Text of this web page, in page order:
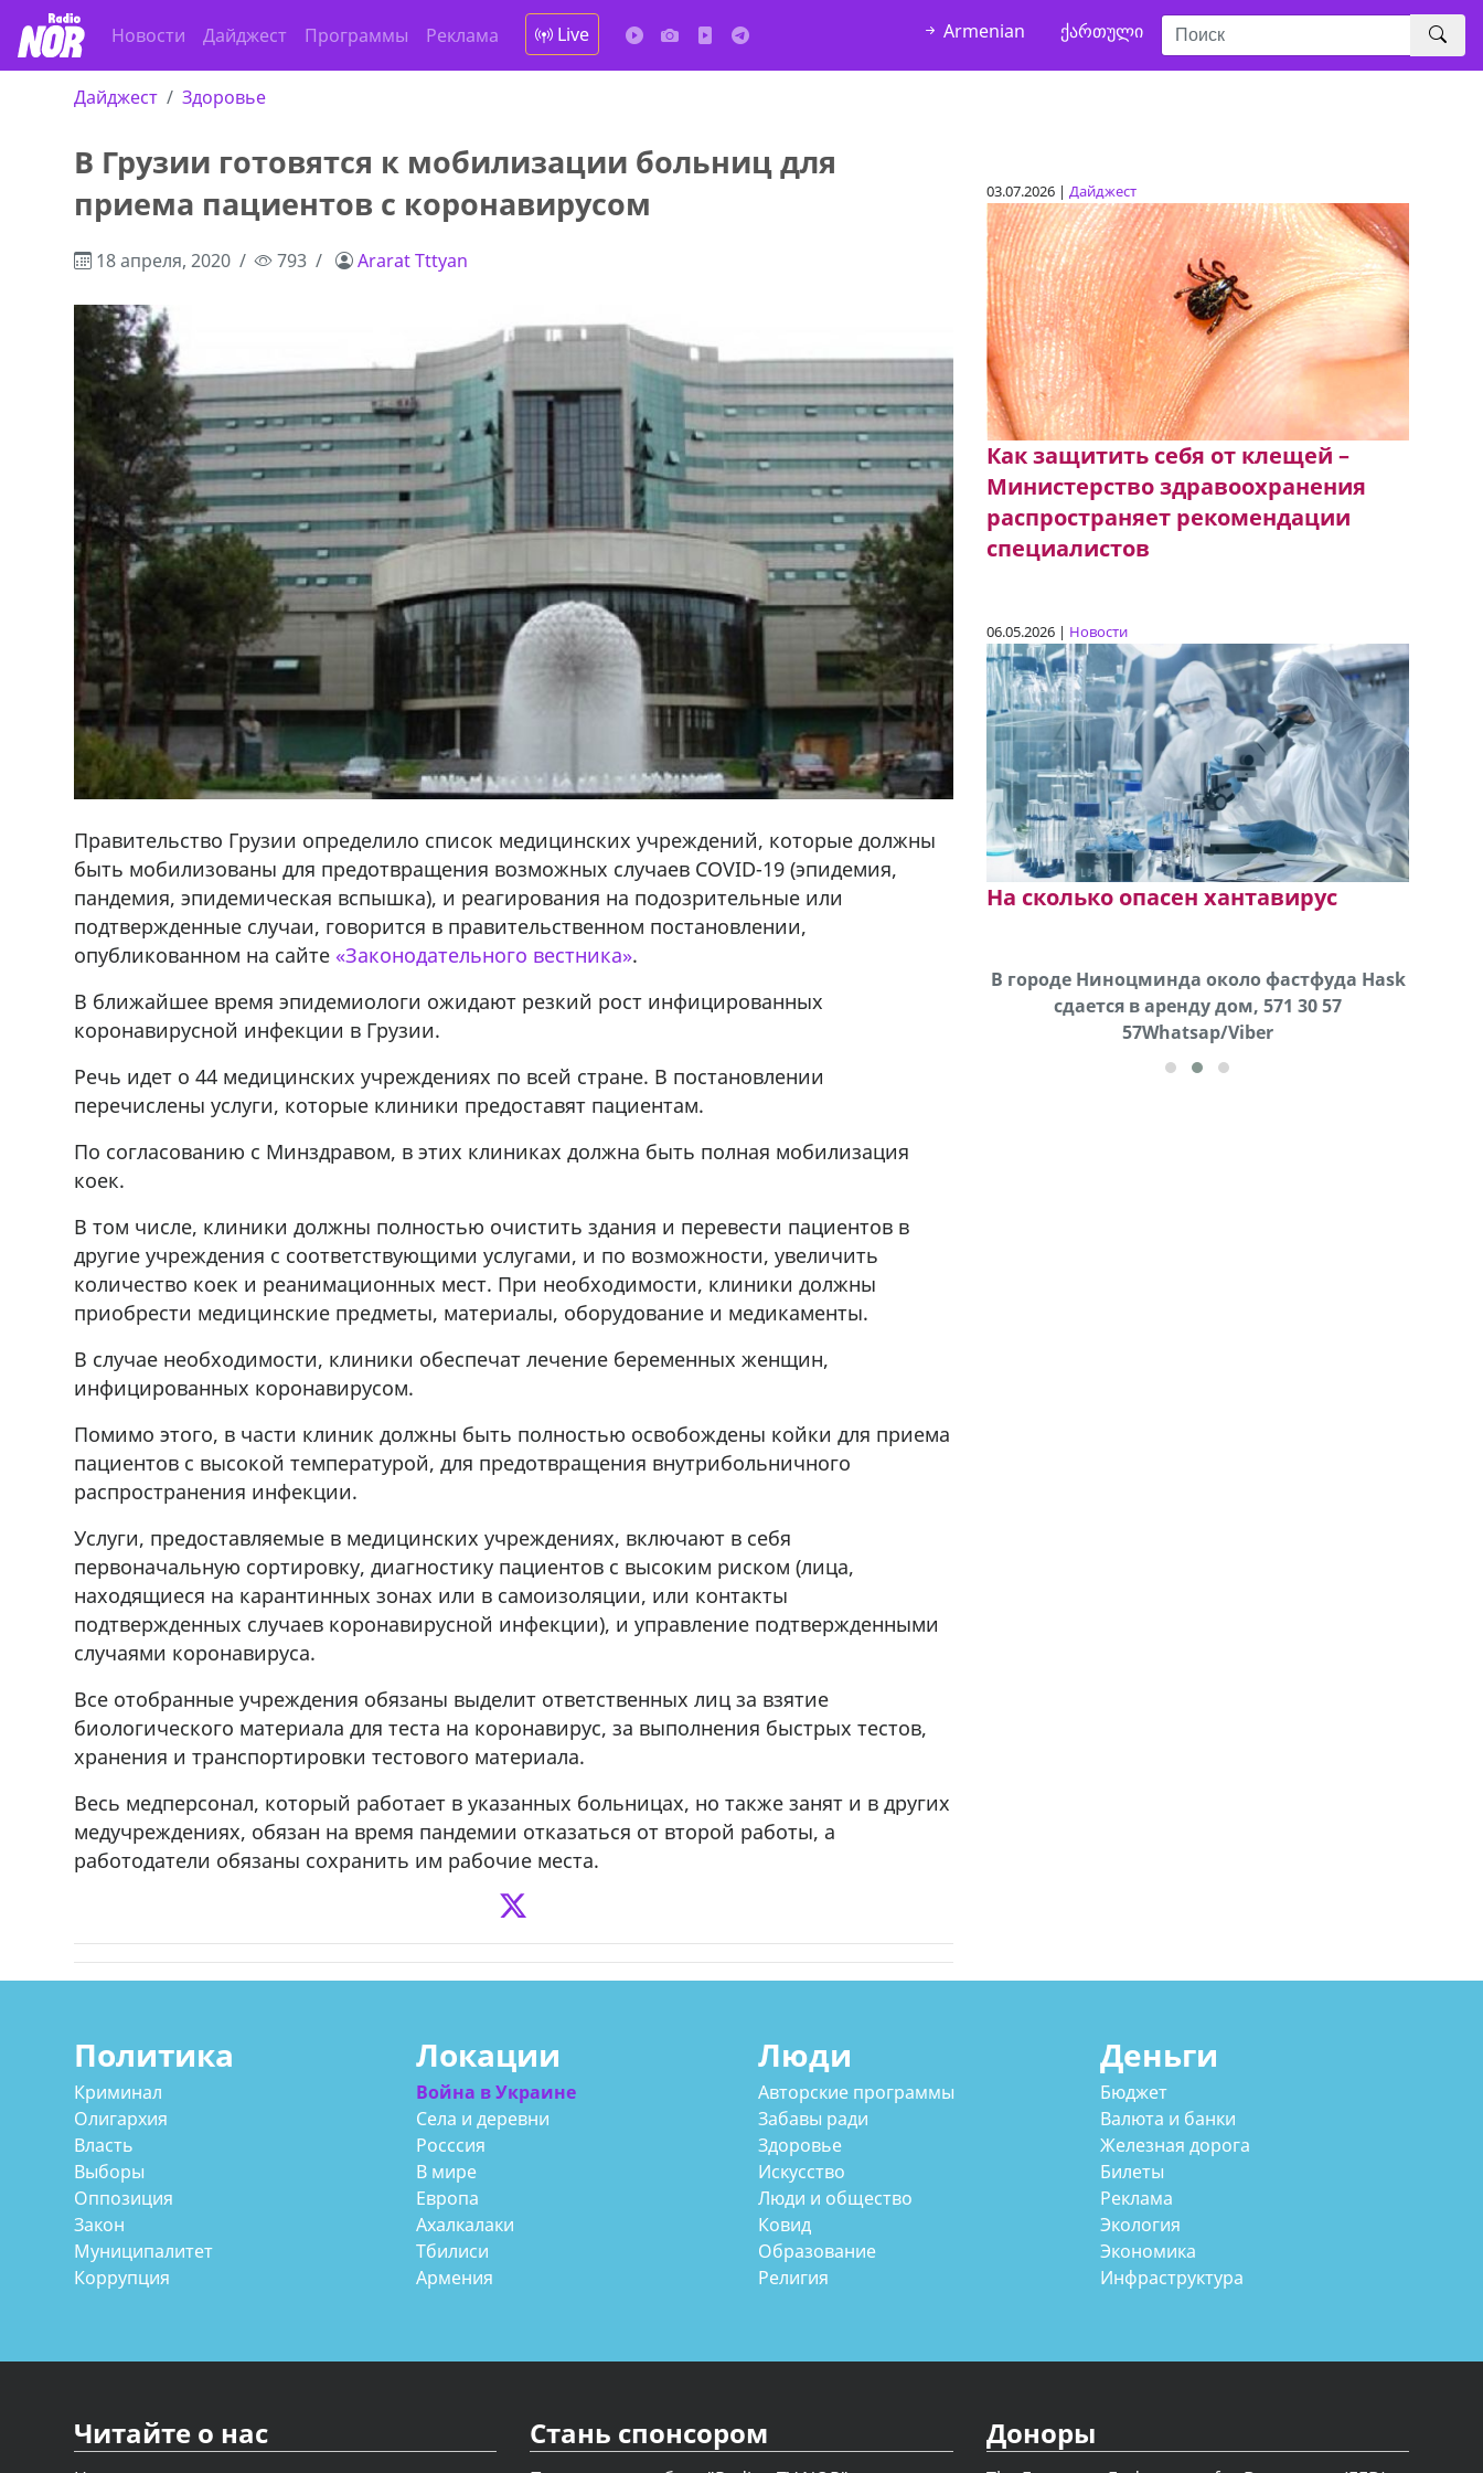
Новости Дайджест Программы Реклама Live Armenian ქართული
Дайджест Здоровье
В Грузии готовятся к мобилизации больниц для
приема пациентов с коронавирусом
18 апреля, 2020 793 Ararat Tttyan
Правительство Грузии определило список медицинских учреждений, которые должны
быть мобилизованы для предотвращения возможных случаев COVID-19 (эпидемия,
пандемия, эпидемическая вспышка), и реагирования на подозрительные или
подтвержденные случаи, говорится в правительственном постановлении,
опубликованном на сайте«Законодательного вестника».
В ближайшее время эпидемиологи ожидают резкий рост инфицированных
коронавирусной инфекции в Грузии.
Речь идет о 44 медицинских учреждениях по всей стране. В постановлении
перечислены услуги, которые клиники предоставят пациентам.
По согласованию с Минздравом, в этих клиниках должна быть полная мобилизация
коек.
В том числе, клиники должны полностью очистить здания и перевести пациентов в
другие учреждения с соответствующими услугами, и по возможности, увеличить
количество коек и реанимационных мест. При необходимости, клиники должны
приобрести медицинские предметы, материалы, оборудование и медикаменты.
В случае необходимости, клиники обеспечат лечение беременных женщин,
инфицированных коронавирусом.
Помимо этого, в части клиник должны быть полностью освобождены койки для приема
пациентов с высокой температурой, для предотвращения внутрибольничного
распространения инфекции.
Услуги, предоставляемые в медицинских учреждениях, включают в себя
первоначальную сортировку, диагностику пациентов с высоким риском (лица,
находящиеся на карантинных зонах или в самоизоляции, или контакты
подтвержденных случаев коронавирусной инфекции), и управление подтвержденными
случаями коронавируса.
Все отобранные учреждения обязаны выделит ответственных лиц за взятие
биологического материала для теста на коронавирус, за выполнения быстрых тестов,
хранения и транспортировки тестового материала.
Весь медперсонал, который работает в указанных больницах, но также занят и в других
медучреждениях, обязан на время пандемии отказаться от второй работы, а
работодатели обязаны сохранить им рабочие места.
03.07.2026 | Дайджест
Как защитить себя от клещей –
Министерство здравоохранения
распространяет рекомендации
специалистов
06.05.2026 | Новости
На сколько опасен хантавирус
мешках, 500 22 47 42
В городе Ниноцминда около фастфуда Hask
cдается в аренду дом, 571 30 57
57Whatsap/Viber
Продается машина марки Prado,571 30 57
57Whatsap/Viber
Политика
Криминал
Олигархия
Власть
Выборы
Оппозиция
Закон
Муниципалитет
Коррупция
Локации
Война в Украине
Села и деревни
Росссия
В мире
Европа
Ахалкалаки
Тбилиси
Армения
Люди
Авторские программы
Забавы ради
Здоровье
Искусство
Люди и общество
Ковид
Образование
Религия
Деньги
Бюджет
Валюта и банки
Железная дорога
Билеты
Реклама
Экология
Экономика
Инфраструктура
Читайте о нас Стань спонсором Доноры